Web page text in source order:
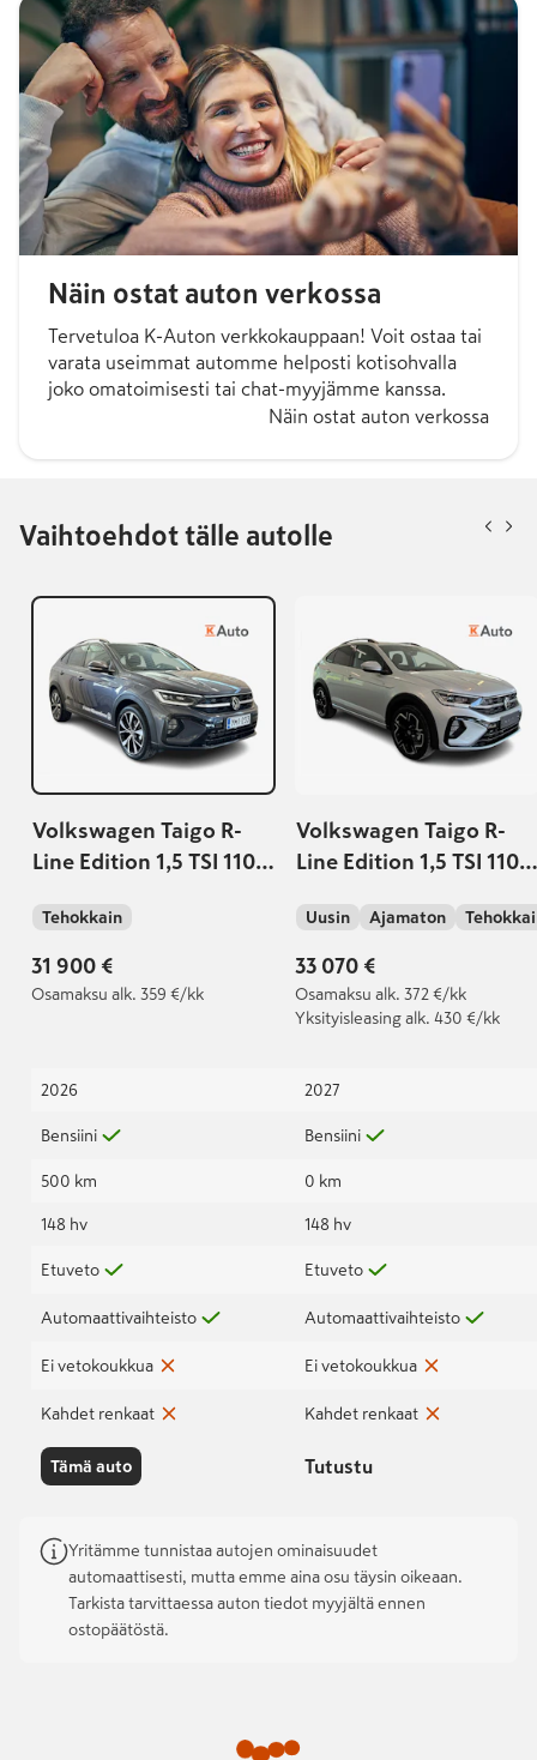
Näin ostat auton verkossa
Tervetuloa K-Auton verkkokauppaan! Voit ostaa tai
varata useimmat automme helposti kotisohvalla
joko omatoimisesti tai chat-myyjämme kanssa.
Näin ostat auton verkossa
Vaihtoehdot tälle autolle
Volkswagen Taigo R-
Line Edition 1,5 TSI 110
automaatti
Tehokkain
31 900 €
Osamaksu alk. 359 €/kk
2026
Bensiini
500 km
148 hv
Etuveto
Automaattivaihteisto
Ei vetokoukkua
Kahdet renkaat
Tämä auto
Volkswagen Taigo R-
Line Edition 1,5 TSI 110
automaatti
Uusin Ajamaton
33 070 €
Osamaksu alk. 372 €/kk
Yksityisleasing alk. 430 €/kk
2027
Bensiini
0 km
148 hv
Etuveto
Automaattivaihteisto
Ei vetokoukkua
Kahdet renkaat
Tutustu
Yritämme tunnistaa autojen ominaisuudet
automaattisesti, mutta emme aina osu täysin oikeaan.
Tarkista tarvittaessa auton tiedot myyjältä ennen
ostopäätöstä.